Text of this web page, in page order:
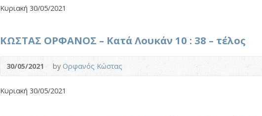
Κυριακή 30/05/2021
ΚΩΣΤΑΣ ΟΡΦΑΝΟΣ – Κατά Λουκάν 10 : 38 – τέλος
30/05/2021 byΟρφανός Κώστας
Κυριακή 30/05/2021